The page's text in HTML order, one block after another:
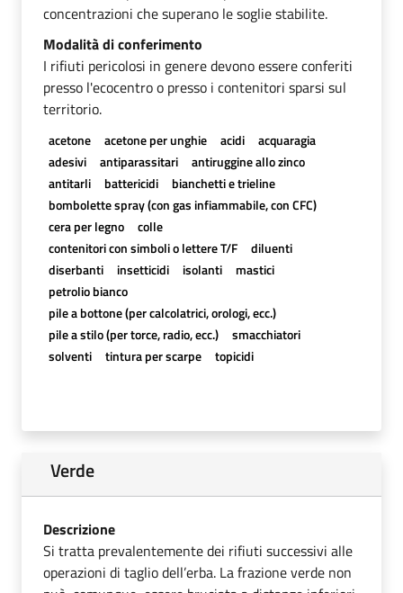
concentrazioni che superano le soglie stabilite.
Modalità di conferimento
I rifiuti pericolosi in genere devono essere conferiti
presso l'ecocentro o presso i contenitori sparsi sul
territorio.
acetone acetone per unghie acidi
acquaragia
adesivi
antiparassitari
antiruggine allo zinco
antitarli
battericidi
bianchetti e trieline
bombolette spray (con gas infiammabile, con CFC)
cera per legno
colle
contenitori con simboli o lettere T/F
diluenti
diserbanti
insetticidi isolanti
mastici
petrolio bianco
pile a bottone (per calcolatrici, orologi, ecc.)
pile a stilo (per torce, radio, ecc.)
smacchiatori
solventi
tintura per scarpe topicidi
Verde
Descrizione
Si tratta prevalentemente dei rifiuti successivi alle
operazioni di taglio dell’erba. La frazione verde non